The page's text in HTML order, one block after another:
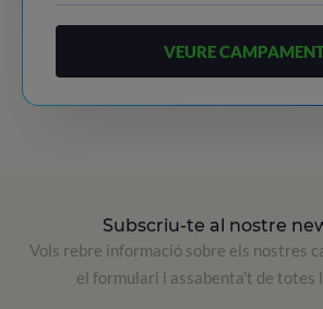
VEURE
Subscriu-te al nostre
Vols rebre informació sobre els nostres
el formulari i assabenta't de totes